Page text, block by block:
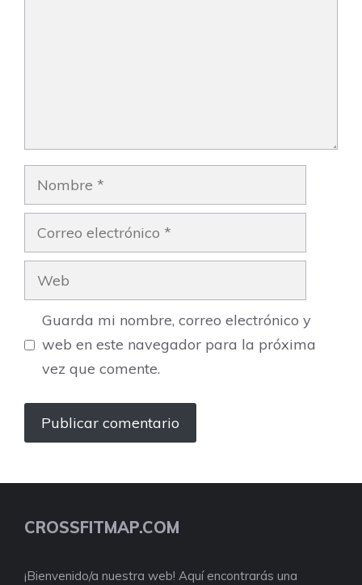
Nombre
Correo
electrónico
Web
Guarda mi nombre, correo electrónico y
web en este navegador para la próxima
vez que comente.
CROSSFITMAP.COM
¡Bienvenido/a nuestra web! Aquí encontrarás una